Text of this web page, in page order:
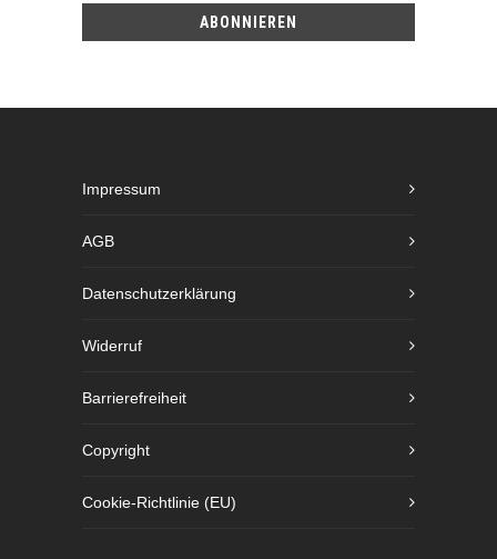
Impressum
AGB
Datenschutzerklärung
Widerruf
Barrierefreiheit
Copyright
Cookie-Richtlinie (EU)